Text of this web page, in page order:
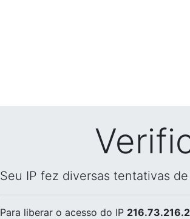
Seu IP fez diversas tentativas
Para liberar o acesso do IP